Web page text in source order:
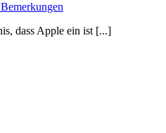
dass Apple ein ist [...]